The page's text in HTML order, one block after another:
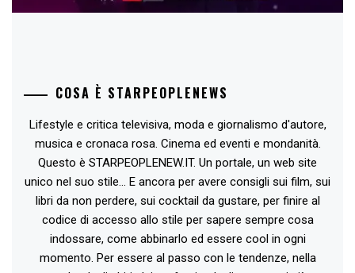
COSA È STARPEOPLENEWS
Lifestyle e critica televisiva, moda e giornalismo d'autore,
musica e cronaca rosa. Cinema ed eventi e mondanità.
Questo è STARPEOPLENEW.IT. Un portale, un web site
unico nel suo stile... E ancora per avere consigli sui film, sui
libri da non perdere, sui cocktail da gustare, per finire al
codice di accesso allo stile per sapere sempre cosa
indossare, come abbinarlo ed essere cool in ogni
momento. Per essere al passo con le tendenze, nella